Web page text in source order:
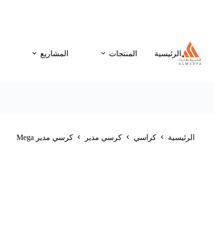
الرئيسية المنتجات المشاريع
الرئيسية كراسي كرسي مدير كرسي مدير Mega